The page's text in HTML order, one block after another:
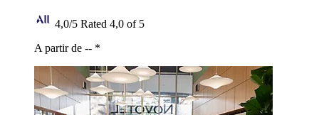
4,0/5 Rated 4,0 of 5
A partir de -- *